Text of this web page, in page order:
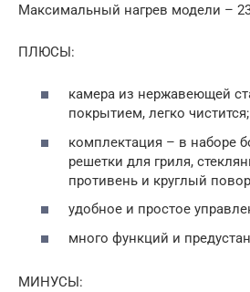
Максимальный нагрев модели –
ПЛЮСЫ:
камера из нержавеющей
покрытием, легко чистится;
комплектация – в наборе
решетки для гриля,
противень и круглый
удобное и простое
много функций и
МИНУСЫ: